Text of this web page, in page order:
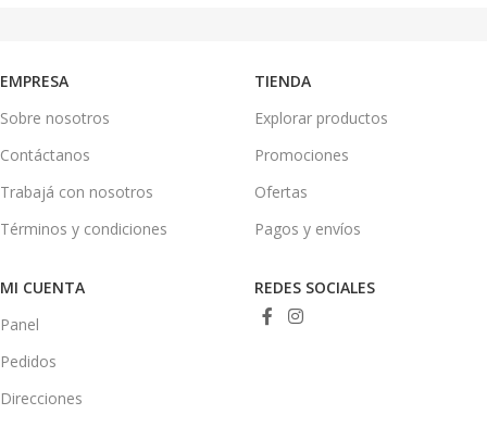
EMPRESA
Sobre nosotros
Contáctanos
Trabajá con nosotros
Términos y condiciones
TIENDA
Explorar productos
Promociones
Ofertas
Pagos y envíos
MI CUENTA
Panel
Pedidos
Direcciones
REDES SOCIALES